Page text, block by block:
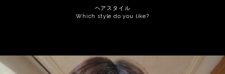
ヘアスタイル
Which style do you like?